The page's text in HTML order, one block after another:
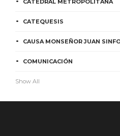
CATEDRAL METROPOLITANA
CATEQUESIS
CAUSA MONSEÑOR JUAN
COMUNICACIÓN
Show All